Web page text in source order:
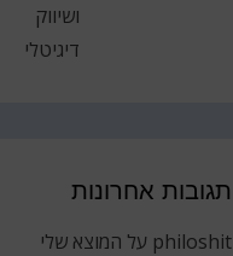
ושיווק
דיגיטלי
תגובות אחרונות
philoshit על המוצא שלי